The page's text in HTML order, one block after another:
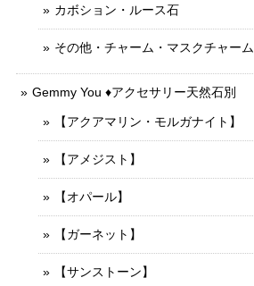
カボション・ルース石
その他・チャーム・マスクチャーム
Gemmy You ♦︎アクセサリー天然石別
【アクアマリン・モルガナイト】
【アメジスト】
【オパール】
【ガーネット】
【サンストーン】